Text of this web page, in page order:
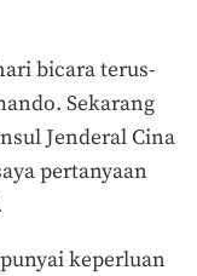
bicara terus-
Sekarang
Jenderal Cina
pertanyaan
keperluan